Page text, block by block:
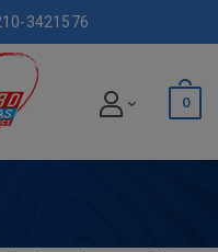
3421576
0